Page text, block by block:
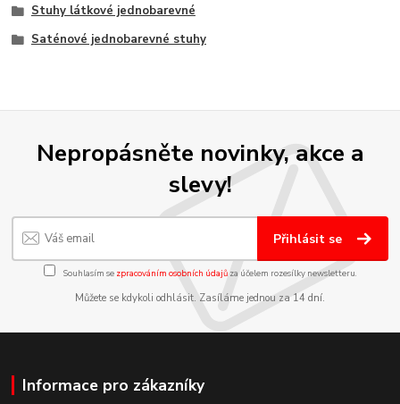
Stuhy látkové jednobarevné
Saténové jednobarevné stuhy
Nepropásněte novinky, akce a
slevy!
Přihlásit se
Souhlasím se zpracováním osobních údajůza účelem rozesílky newsletteru.
Můžete se kdykoli odhlásit. Zasíláme jednou za 14 dní.
Informace pro zákazníky